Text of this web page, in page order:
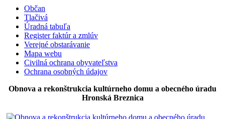
Občan
Tlačivá
Úradná tabuľa
Register faktúr a zmlúv
Verejné obstarávanie
Mapa webu
Civilná ochrana obyvateľstva
Ochrana osobných údajov
Obnova a rekonštrukcia kultúrneho domu a obecného úradu
Hronská Breznica